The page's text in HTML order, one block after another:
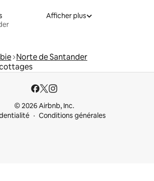
Afficher plus
Norte de Santander
© 2026 Airbnb, Inc.
Conditions générales